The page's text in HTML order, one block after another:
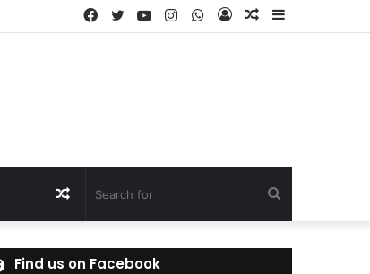
Sidebar
Random
Log
WhatsApp
Instagram
YouTube
Twitter
Facebook
for
Random
Article
Find us on Facebook